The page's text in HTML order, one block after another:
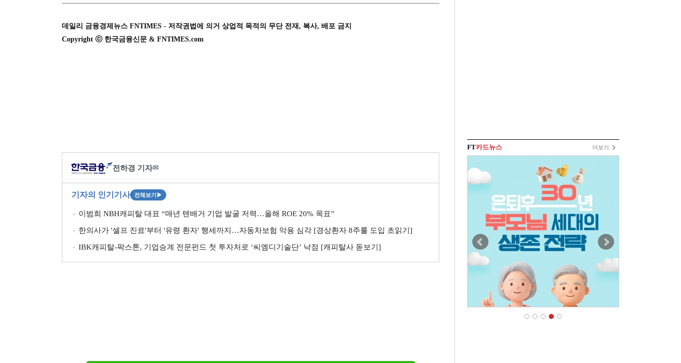
데일리 금융경제뉴스 FNTIMES - 저작권법에 의거 상업적 목적의 무단 전재, 복사, 배포 금지
Copyright ⓒ 한국금융신문 & FNTIMES.com
전하경 기자✉
기자의 인기기사 전체보기 ▶
이범희 NBH캐피탈 대표 “매년 텐배거 기업 발굴 저력…올해 ROE 20% 목표”
한의사가 '셀프 진료'부터 '유령 환자' 행세까지…자동차보험 악용 심각 [경상환자 8주룰 도입 초읽기]
IBK캐피탈-팍스톤, 기업승계 전문펀드 첫 투자처로 ‘씨엠디기술단’ 낙점 [캐피탈사 돋보기]
FT카드뉴스 더보기